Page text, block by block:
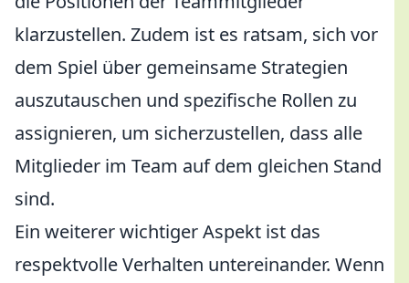
klarzustellen. Zudem ist es ratsam, sich vor
dem Spiel über gemeinsame Strategien
auszutauschen und spezifische Rollen zu
assignieren, um sicherzustellen, dass alle
Mitglieder im Team auf dem gleichen Stand
sind.
Ein weiterer wichtiger Aspekt ist das
respektvolle Verhalten untereinander. Wenn